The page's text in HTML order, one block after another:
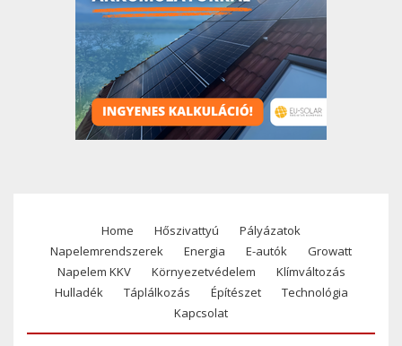
Footer
menu
Home Hőszivattyú
Pályázatok
Napelemrendszerek
Energia E-autók
Growatt
Napelem KKV
Környezetvédelem
Klímváltozás
Hulladék
Táplálkozás Építészet
Technológia
Kapcsolat